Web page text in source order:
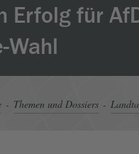
Erfolg für
Wahl
Themen und Dossiers